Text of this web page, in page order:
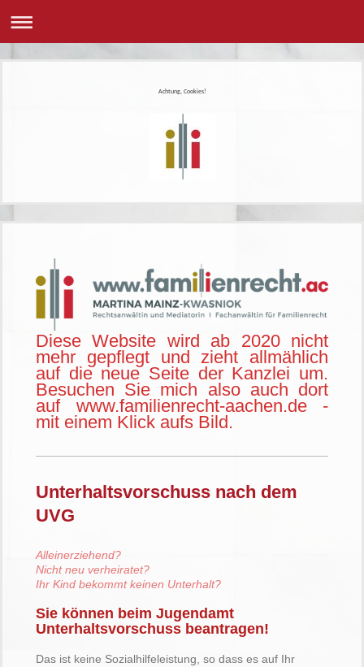
Achtung, Cookies!
Diese Website wird ab 2020 nicht
mehr gepflegt und zieht allmählich
auf die neue Seite der Kanzlei um.
Besuchen Sie mich also auch dort
auf www.familienrecht-aachen.de -
mit einem Klick aufs Bild.
Unterhaltsvorschuss nach dem
UVG
Alleinerziehend?
Nicht neu verheiratet?
Ihr Kind bekommt keinen Unterhalt?
Sie können beim Jugendamt
Unterhaltsvorschuss beantragen!
Das ist keine Sozialhilfeleistung, so dass es auf Ihr